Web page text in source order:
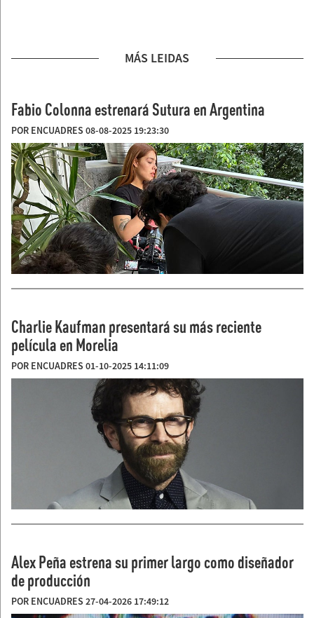
MÁS LEIDAS
Fabio Colonna estrenará Sutura en Argentina
POR ENCUADRES 08-08-2025 19:23:30
Charlie Kaufman presentará su más reciente
película en Morelia
POR ENCUADRES 01-10-2025 14:11:09
Alex Peña estrena su primer largo como diseñador
de producción
POR ENCUADRES 27-04-2026 17:49:12